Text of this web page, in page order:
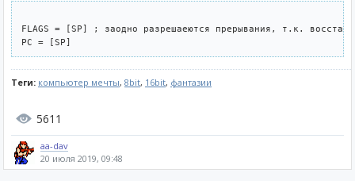
FLAGS = [SP] ; заодно разрешаеются прерывания, т.к.
Теги: компьютер мечты, 8bit, 16bit, фантазии
5611
aa-dav
20 июля 2019, 09:48